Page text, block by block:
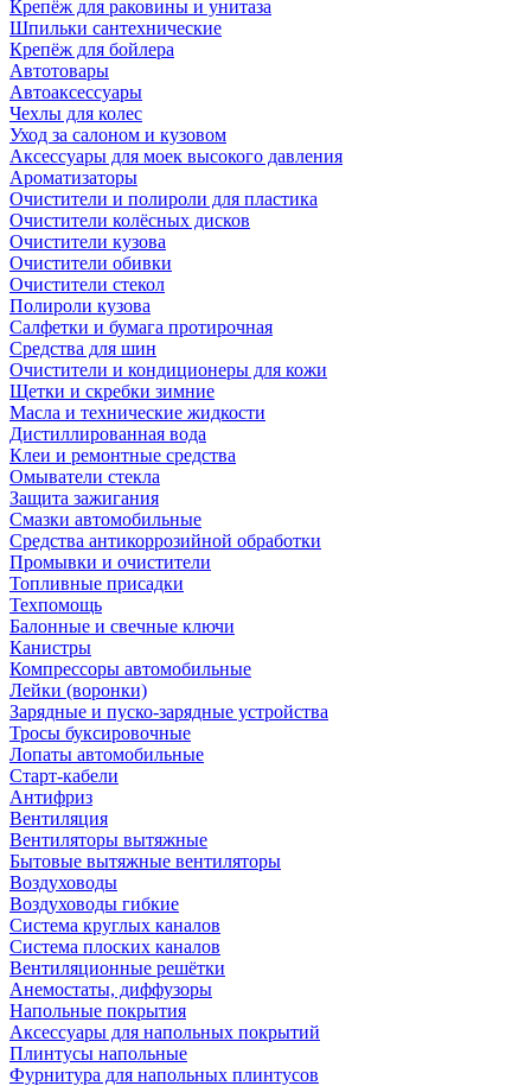
Крепёж для раковины и унитаза
Шпильки сантехнические
Крепёж для бойлера
Автотовары
Автоаксессуары
Чехлы для колес
Уход за салоном и кузовом
Аксессуары для моек высокого давления
Ароматизаторы
Очистители и полироли для пластика
Очистители колёсных дисков
Очистители кузова
Очистители обивки
Очистители стекол
Полироли кузова
Салфетки и бумага протирочная
Средства для шин
Очистители и кондиционеры для кожи
Щетки и скребки зимние
Масла и технические жидкости
Дистиллированная вода
Клеи и ремонтные средства
Омыватели стекла
Защита зажигания
Смазки автомобильные
Средства антикоррозийной обработки
Промывки и очистители
Топливные присадки
Техпомощь
Балонные и свечные ключи
Канистры
Компрессоры автомобильные
Лейки (воронки)
Зарядные и пуско-зарядные устройства
Тросы буксировочные
Лопаты автомобильные
Старт-кабели
Антифриз
Вентиляция
Вентиляторы вытяжные
Бытовые вытяжные вентиляторы
Воздуховоды
Воздуховоды гибкие
Система круглых каналов
Система плоских каналов
Вентиляционные решётки
Анемостаты, диффузоры
Напольные покрытия
Аксессуары для напольных покрытий
Плинтусы напольные
Фурнитура для напольных плинтусов